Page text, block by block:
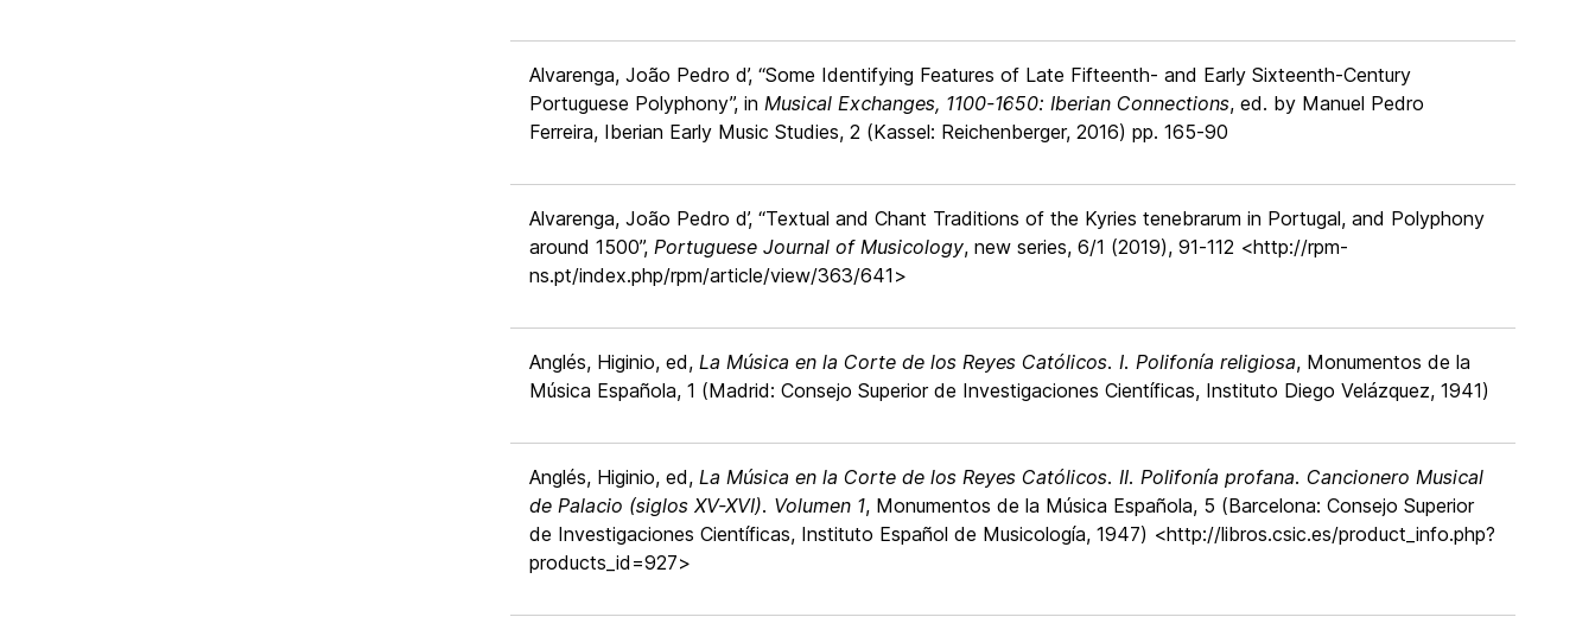
Alvarenga, João Pedro d’, “Some Identifying Features of Late Fifteenth- and Early Sixteenth-Century
Portuguese Polyphony”, inMusical Exchanges, 1100-1650: Iberian Connections, ed. by Manuel Pedro
Ferreira, Iberian Early Music Studies, 2 (Kassel: Reichenberger, 2016) pp. 165-90
Alvarenga, João Pedro d’, “Textual and Chant Traditions of the Kyries tenebrarum in Portugal, and Polyphony
around 1500”,Portuguese Journal of Musicology, new series, 6/1 (2019), 91-112 <http://rpm-
ns.pt/index.php/rpm/article/view/363/641>
Anglés, Higinio, ed,La Música en la Corte de los Reyes Católicos. I. Polifonía religiosa, Monumentos de la
Música Española, 1 (Madrid: Consejo Superior de Investigaciones Científicas, Instituto Diego Velázquez, 1941)
Anglés, Higinio, ed,La Música en la Corte de los Reyes Católicos. II. Polifonía profana. Cancionero Musical
de Palacio (siglos XV-XVI). Volumen 1, Monumentos de la Música Española, 5 (Barcelona: Consejo Superior
de Investigaciones Científicas, Instituto Español de Musicología, 1947) <http://libros.csic.es/product_info.php?
products_id=927>